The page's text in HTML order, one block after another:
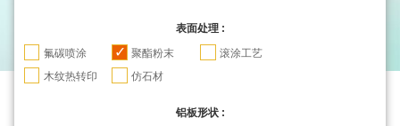
表面处理 :
氟碳喷涂 ✓ 聚酯粉末 滚涂工艺
木纹热转印 仿石材
铝板形状 :